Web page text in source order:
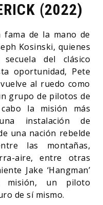
(2022)
de la mano de
Kosinski, quienes
del clásico
oportunidad, Pete
al ruedo como
grupo de pilotos de
la misión más
instalación de
una nación rebelde
las montañas,
aire, entre otras
Jake ‘Hangman’
misión, un piloto
de sí mismo.